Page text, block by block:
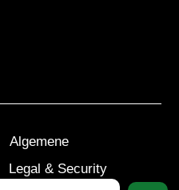
Algemene
Legal & Security